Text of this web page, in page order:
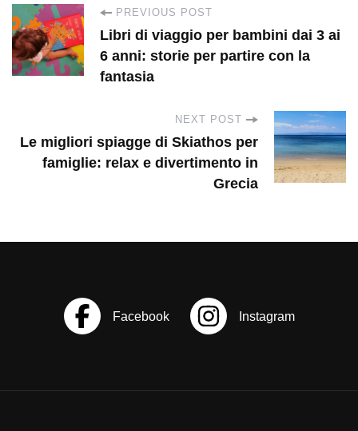
P
o
t
a
PREVIOUS POST
Libri di viaggio per bambini dai 3 ai
6 anni: storie per partire con la
fantasia
NEXT POST
Le migliori spiagge di Skiathos per
famiglie: relax e divertimento in
Grecia